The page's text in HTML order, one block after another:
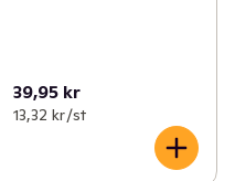
39,95 kr
13,32 kr /st